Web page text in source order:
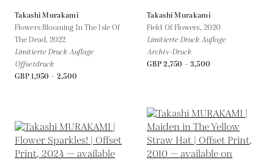
Takashi Murakami
Flowers Blooming In The Isle Of
The Dead, 2022
Limitierte Druck Auflage
Offsetdruck
GBP 1,950 - 2,500
Takashi Murakami
Field Of Flowers, 2020
Limitierte Druck Auflage
Archiv-Druck
GBP 2,750 - 3,500